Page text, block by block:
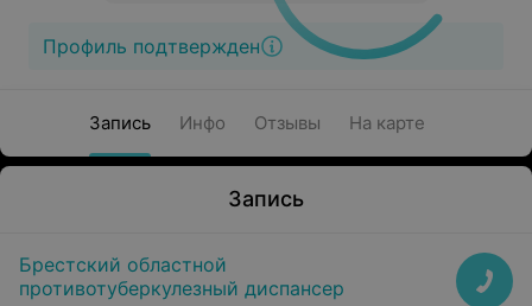
Профиль подтвержден
Запись Инфо Отзывы На карте
Запись
Брестский областной
противотуберкулезный диспансер